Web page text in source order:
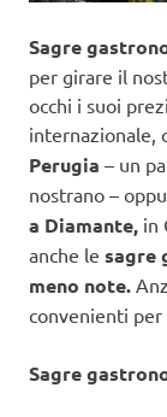
Sagre
per girare il
occhi i suoi
internazionale,
Perugia – un
nostrano –
a Diamante, in
anche le sagre
meno note.
convenienti per
Sagre